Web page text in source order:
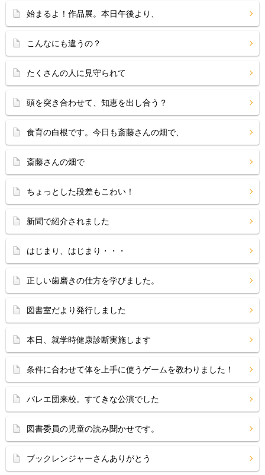
始まるよ！作品展。本日午後より、
こんなにも違うの？
たくさんの人に見守られて
頭を突き合わせて、知恵を出し合う？
食育の白根です。今日も斎藤さんの畑で、
斎藤さんの畑で
ちょっとした段差もこわい！
新聞で紹介されました
はじまり、はじまり・・・
正しい歯磨きの仕方を学びました。
図書室だより発行しました
本日、就学時健康診断実施します
条件に合わせて体を上手に使うゲームを教わりました！
バレエ団来校。すてきな公演でした
図書委員の児童の読み聞かせです。
ブックレンジャーさんありがとう